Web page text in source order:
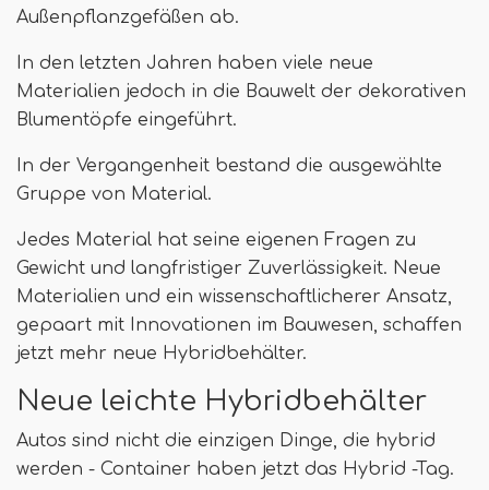
Außenpflanzgefäßen ab.
In den letzten Jahren haben viele neue
Materialien jedoch in die Bauwelt der dekorativen
Blumentöpfe eingeführt.
In der Vergangenheit bestand die ausgewählte
Gruppe von Material.
Jedes Material hat seine eigenen Fragen zu
Gewicht und langfristiger Zuverlässigkeit. Neue
Materialien und ein wissenschaftlicherer Ansatz,
gepaart mit Innovationen im Bauwesen, schaffen
jetzt mehr neue Hybridbehälter.
Neue leichte Hybridbehälter
Autos sind nicht die einzigen Dinge, die hybrid
werden - Container haben jetzt das Hybrid -Tag.